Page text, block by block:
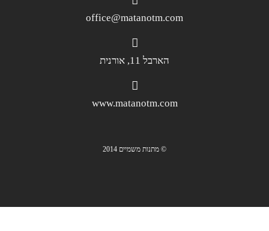
office@matanotm.com
הארבל 11, אורנית
www.matanotm.com
© מתנות משמיים 2014